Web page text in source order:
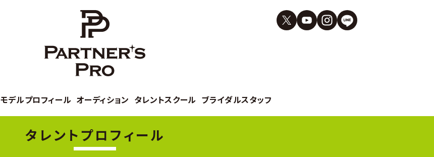
モデルプロフィール オーディション タレントスクール ブライダルスタッフ
タレントプロフィール